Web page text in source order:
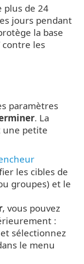
plus de 24
jours pendant
la base
contre les
paramètres
. La
une petite
les cibles de
groupes) et le
, vous pouvez
:
sélectionnez
le menu